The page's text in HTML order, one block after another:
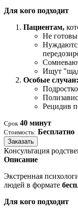
Для кого подходит
Пациентам,
Не
Ищут
Особые случаи:
Рецидив
Срок 40 минут
Стоимость: Бесплатно
Заказать
Консультация
Описание
Экстренная
людей в формате
Для кого подходит